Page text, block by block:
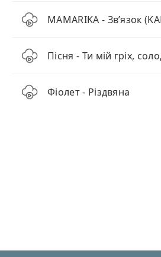
MAMARIKA - Звʼязок
Пісня - Ти мій гріх,
Фіолет - Різдвяна